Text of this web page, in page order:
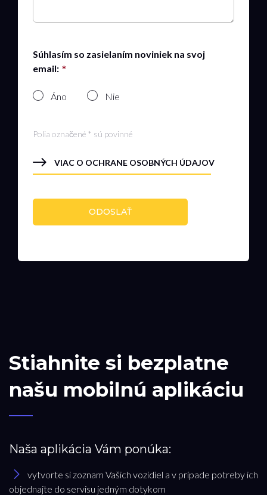
Súhlasím so zasielaním noviniek na svoj
email:
Áno Nie
Polia označené * sú povinné
VIAC O OCHRANE OSOBNÝCH ÚDAJOV
ODOSLAŤ
Stiahnite si bezplatne
našu mobilnú aplikáciu
Naša aplikácia Vám ponúka:
vytvorte si zoznam Vašich vozidiel a v prípade potreby ich
objednajte do servisu jedným dotykom